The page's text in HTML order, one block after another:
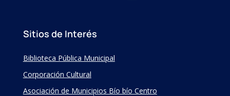
Sitios de Interés
Biblioteca Pública Municipal
Corporación Cultural
Asociación de Municipios Bío bío Centro